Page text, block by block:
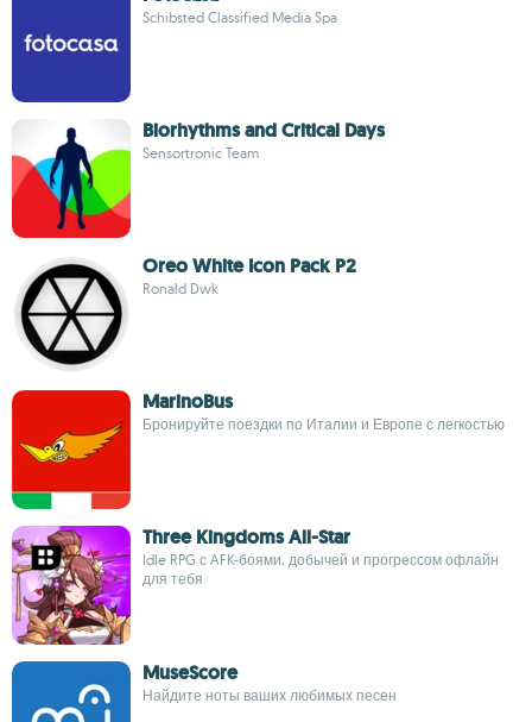
Schibsted Classified Media Spa
Biorhythms and Critical Days
Sensortronic Team
Oreo White Icon Pack P2
Ronald Dwk
MarinoBus
Бронируйте поездки по Италии и Европе с легкостью
Three Kingdoms All-Star
Idle RPG с AFK-боями, добычей и прогрессом офлайн
для тебя
MuseScore
Найдите ноты ваших любимых песен